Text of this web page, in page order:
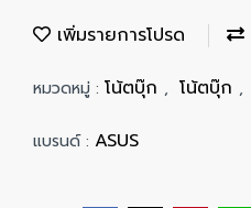
เพิ่มรายการโปรด
หมวดหมู่ : โน้ตบุ๊ก , โน้ตบุ๊ก ,
แบรนด์ : ASUS